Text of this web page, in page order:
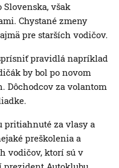
však
Chystané zmeny
pre starších vodičov.
pravidlá napríklad
by bol po novom
Dôchodcov za volantom
pritiahnuté za vlasy a
preškolenia a
vodičov, ktorí sú v